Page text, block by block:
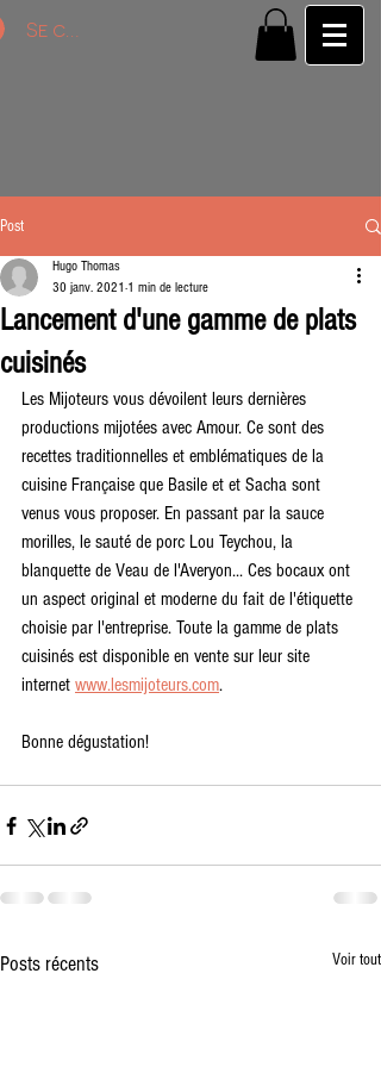
Se connecter
Post
Lancement d'une gamme de plats
cuisinés
Hugo Thomas
30 janv. 2021 1 min de lecture
Les Mijoteurs vous dévoilent leurs dernières
productions mijotées avec Amour. Ce sont des
recettes traditionnelles et emblématiques de la
cuisine Française que Basile et et Sacha sont
venus vous proposer. En passant par la sauce
morilles, le sauté de porc Lou Teychou, la
blanquette de Veau de l'Averyon... Ces bocaux ont
un aspect original et moderne du fait de l'étiquette
choisie par l'entreprise. Toute la gamme de plats
cuisinés est disponible en vente sur leur site
internet www.lesmijoteurs.com.
Bonne dégustation!
Posts récents Voir tout